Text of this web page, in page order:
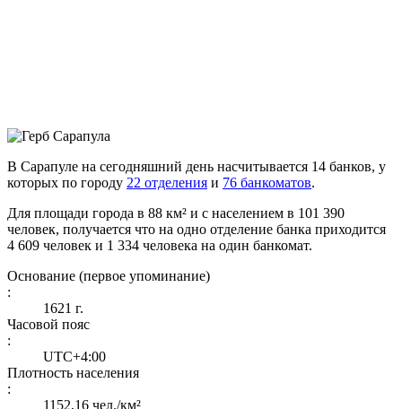
В Сарапуле на сегодняшний день насчитывается 14 банков, у
которых по городу 22 отделения и 76 банкоматов.
Для площади города в 88 км² и с населением в 101 390
человек, получается что на одно отделение банка приходится
4 609 человек и 1 334 человека на один банкомат.
Основание (первое упоминание)
:
1621 г.
Часовой пояс
:
UTC+4:00
Плотность населения
:
1152,16 чел./км²